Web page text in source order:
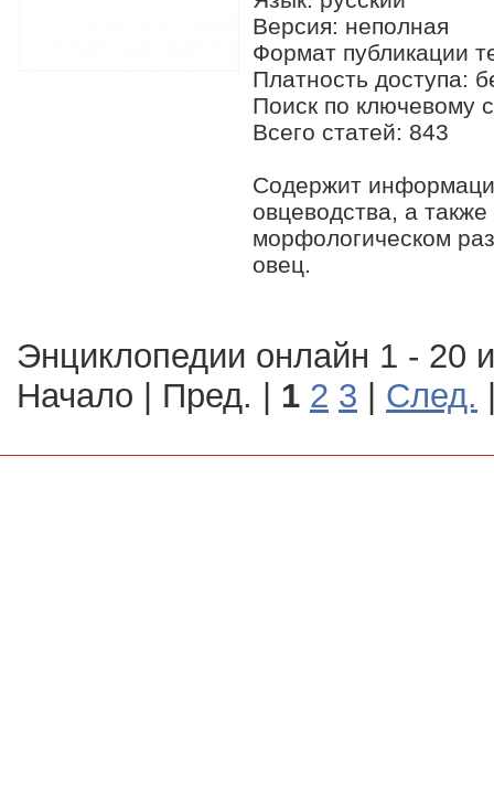
Версия: неполная
Формат публикации
Платность доступа:
Поиск по ключевому
Всего статей: 843
Содержит
овцеводства, а
морфологическом
овец.
Энциклопедии онлайн 1 - 20
Начало | Пред. | 1 2 3 | След.